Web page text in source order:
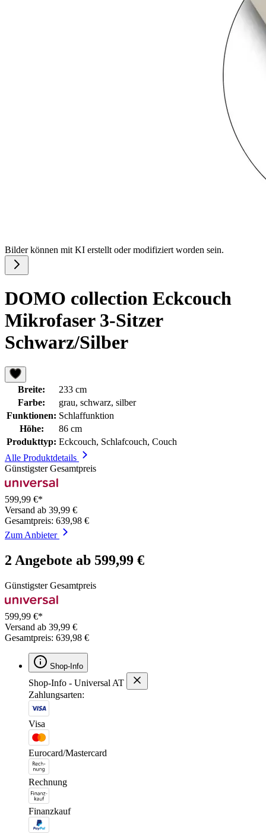
Bilder können mit KI erstellt oder modifiziert worden sein.
DOMO collection Eckcouch
Mikrofaser 3-Sitzer
Schwarz/Silber
Breite:
233 cm
Farbe:
grau, schwarz, silber
Funktionen: Schlaffunktion
Höhe:
86 cm
Produkttyp: Eckcouch, Schlafcouch, Couch
Alle Produktdetails
Günstigster Gesamtpreis
599,99 €*
Versand ab 39,99 €
Gesamtpreis: 639,98 €
Zum Anbieter
2 Angebote ab 599,99 €
Günstigster Gesamtpreis
599,99 €*
Versand ab 39,99 €
Gesamtpreis: 639,98 €
Shop-Info
Shop-Info - Universal AT
Zahlungsarten:
Visa
Eurocard/Mastercard
Rechnung
Finanzkauf